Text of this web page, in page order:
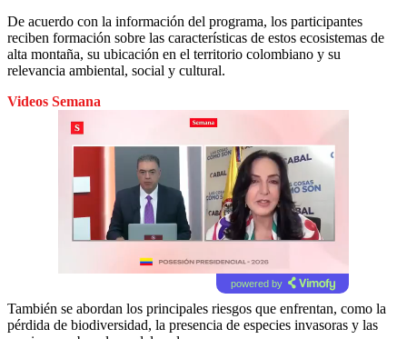
De acuerdo con la información del programa, los participantes
reciben formación sobre las características de estos ecosistemas de
alta montaña, su ubicación en el territorio colombiano y su
relevancia ambiental, social y cultural.
Videos Semana
powered by
También se abordan los principales riesgos que enfrentan, como la
pérdida de biodiversidad, la presencia de especies invasoras y las